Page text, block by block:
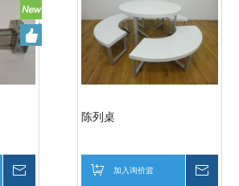
陈列桌
加入询价篮